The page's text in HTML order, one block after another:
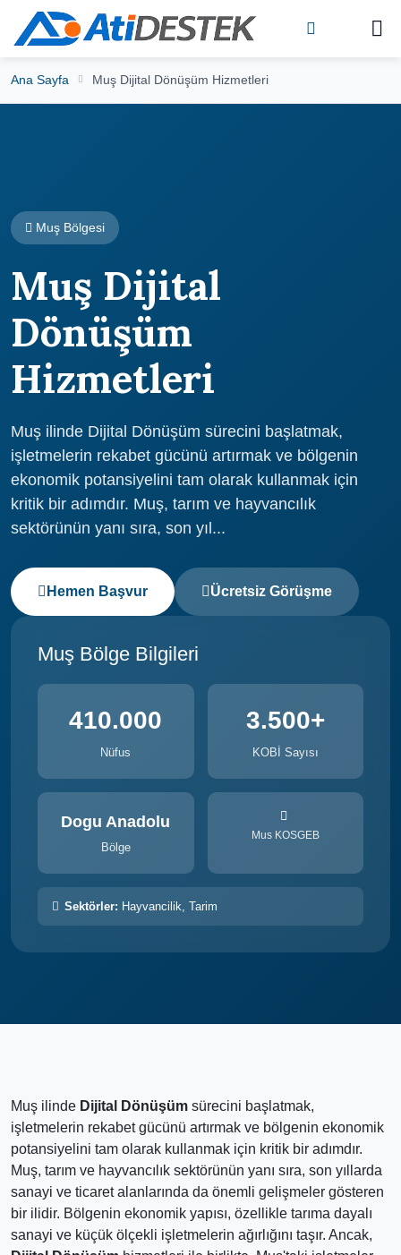
Ana Sayfa Muş Dijital Dönüşüm Hizmetleri
Muş Bölgesi
Muş Dijital
Dönüşüm
Hizmetleri
Muş ilinde Dijital Dönüşüm sürecini başlatmak,
işletmelerin rekabet gücünü artırmak ve bölgenin
ekonomik potansiyelini tam olarak kullanmak için
kritik bir adımdır. Muş, tarım ve hayvancılık
sektörünün yanı sıra, son yıl...
Hemen Başvur Ücretsiz Görüşme
Muş Bölge Bilgileri
410.000
Nüfus
3.500+
KOBİ Sayısı
Dogu Anadolu
Bölge
Mus KOSGEB
Sektörler: Hayvancilik, Tarim
Muş ilinde Dijital Dönüşüm sürecini başlatmak,
işletmelerin rekabet gücünü artırmak ve bölgenin ekonomik
potansiyelini tam olarak kullanmak için kritik bir adımdır.
Muş, tarım ve hayvancılık sektörünün yanı sıra, son yıllarda
sanayi ve ticaret alanlarında da önemli gelişmeler gösteren
bir ilidir. Bölgenin ekonomik yapısı, özellikle tarıma dayalı
sanayi ve küçük ölçekli işletmelerin ağırlığını taşır. Ancak,